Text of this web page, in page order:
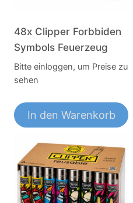
48x Clipper Forbbiden
Symbols Feuerzeug
Bitte einloggen, um Preise zu
sehen
In den Warenkorb